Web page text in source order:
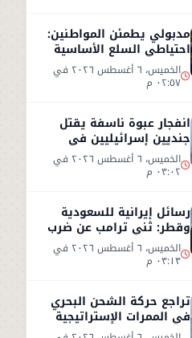
مدبولي يطمئن المواطنين:
احتياطي السلع الأساسية
آمن ويغطي الاستهلاك
لعام كامل الخميس، ٦ أغسطس ٢٠٢٦ في
٠٢:٥٧ م
انفجار عبوة ناسفة يقتل
جنديين إسرائيليين في
جنوب لبنان وردود فعل
متباينة الخميس، ٦ أغسطس ٢٠٢٦ في
٠٣:٠٢ م
رسائل إيرانية للسعودية
وقطر: ثني ترامب عن ضرب
إيران أو سنرد على الخليج
الخميس، ٦ أغسطس ٢٠٢٦ في
٠٣:١٣ م
تراجع حركة الشحن البحري
في الممرات الإستراتيجية
وسط تصعيد أمني